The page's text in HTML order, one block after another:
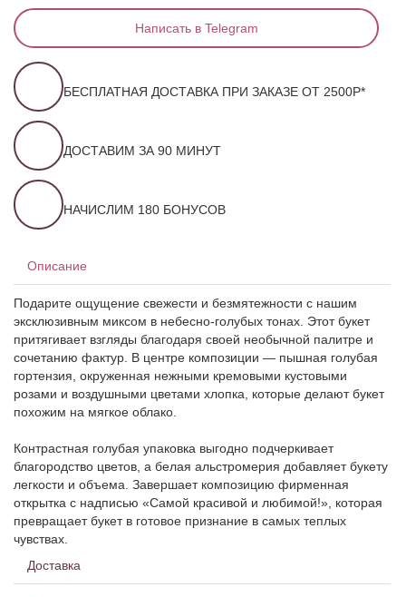
Написать в Telegram
БЕСПЛАТНАЯ ДОСТАВКА ПРИ ЗАКАЗЕ ОТ 2500Р*
ДОСТАВИМ ЗА 90 МИНУТ
НАЧИСЛИМ 180 БОНУСОВ
Описание
Подарите ощущение свежести и безмятежности с нашим
эксклюзивным миксом в небесно-голубых тонах. Этот букет
притягивает взгляды благодаря своей необычной палитре и
сочетанию фактур. В центре композиции — пышная голубая
гортензия, окруженная нежными кремовыми кустовыми
розами и воздушными цветами хлопка, которые делают букет
похожим на мягкое облако.
Контрастная голубая упаковка выгодно подчеркивает
благородство цветов, а белая альстромерия добавляет букету
легкости и объема. Завершает композицию фирменная
открытка с надписью «Самой красивой и любимой!», которая
превращает букет в готовое признание в самых теплых
чувствах.
Доставка